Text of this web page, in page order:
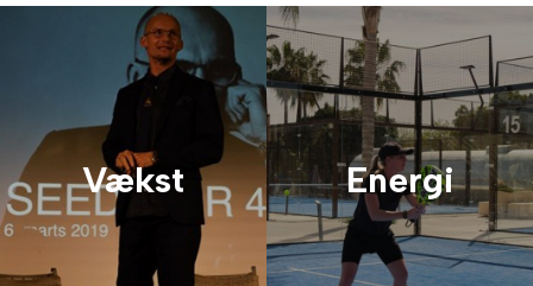
Vækst Energi